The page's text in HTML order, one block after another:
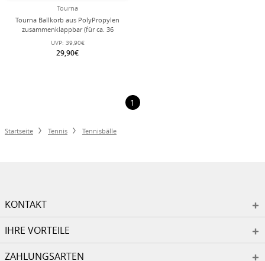
Tourna
Tourna Ballkorb aus PolyPropylen
zusammenklappbar (für ca. 36
Tennisbälle)
UVP: 39,90€
29,90€
1
Startseite Tennis Tennisbälle
KONTAKT
IHRE VORTEILE
ZAHLUNGSARTEN